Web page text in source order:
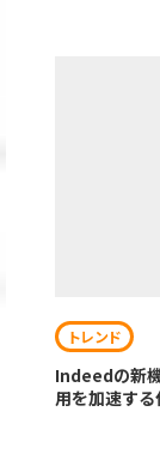
トレンド
Indeedの新
用を加速す